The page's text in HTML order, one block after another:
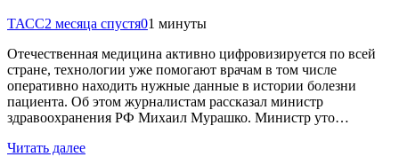
ТАСС2 месяца спустя01 минуты
Отечественная медицина активно цифровизируется по всей
стране, технологии уже помогают врачам в том числе
оперативно находить нужные данные в истории болезни
пациента. Об этом журналистам рассказал министр
здравоохранения РФ Михаил Мурашко. Министр уто…
Читать далее